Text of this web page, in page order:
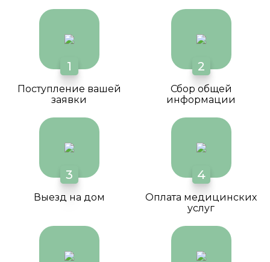
1
Поступление вашей
заявки
2
Сбор общей
информации
3
Выезд на дом
4
Оплата медицинских
услуг